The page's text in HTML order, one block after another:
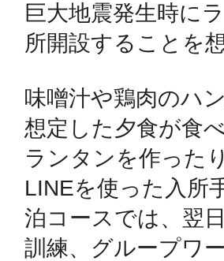
巨大地震発生時に
所開設することを
味噌汁や鶏肉のハ
想定した夕食が食
ランタンを作った
LINEを使った入所
泊コースでは、翌
訓練、グループワ